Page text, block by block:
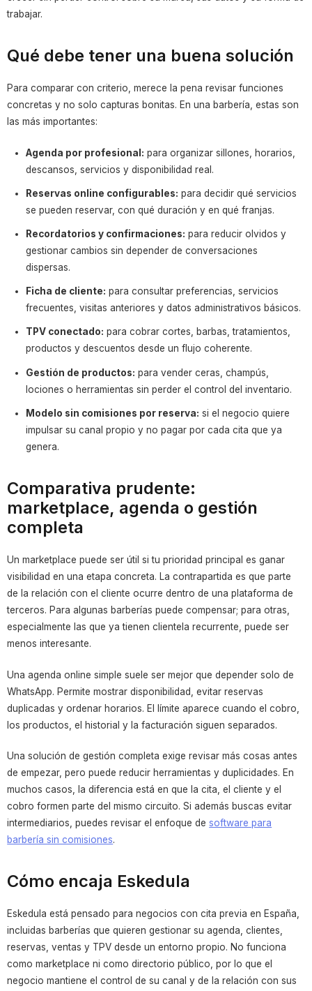
trabajar.
Qué debe tener una buena solución
Para comparar con criterio, merece la pena revisar funciones
concretas y no solo capturas bonitas. En una barbería, estas son
las más importantes:
Agenda por profesional: para organizar sillones, horarios,
descansos, servicios y disponibilidad real.
Reservas online configurables: para decidir qué servicios
se pueden reservar, con qué duración y en qué franjas.
Recordatorios y confirmaciones: para reducir olvidos y
gestionar cambios sin depender de conversaciones
dispersas.
Ficha de cliente: para consultar preferencias, servicios
frecuentes, visitas anteriores y datos administrativos básicos.
TPV conectado: para cobrar cortes, barbas, tratamientos,
productos y descuentos desde un flujo coherente.
Gestión de productos: para vender ceras, champús,
lociones o herramientas sin perder el control del inventario.
Modelo sin comisiones por reserva: si el negocio quiere
impulsar su canal propio y no pagar por cada cita que ya
genera.
Comparativa prudente:
marketplace, agenda o gestión
completa
Un marketplace puede ser útil si tu prioridad principal es ganar
visibilidad en una etapa concreta. La contrapartida es que parte
de la relación con el cliente ocurre dentro de una plataforma de
terceros. Para algunas barberías puede compensar; para otras,
especialmente las que ya tienen clientela recurrente, puede ser
menos interesante.
Una agenda online simple suele ser mejor que depender solo de
WhatsApp. Permite mostrar disponibilidad, evitar reservas
duplicadas y ordenar horarios. El límite aparece cuando el cobro,
los productos, el historial y la facturación siguen separados.
Una solución de gestión completa exige revisar más cosas antes
de empezar, pero puede reducir herramientas y duplicidades. En
muchos casos, la diferencia está en que la cita, el cliente y el
cobro formen parte del mismo circuito. Si además buscas evitar
intermediarios, puedes revisar el enfoque desoftware para
barbería sin comisiones.
Cómo encaja Eskedula
Eskedula está pensado para negocios con cita previa en España,
incluidas barberías que quieren gestionar su agenda, clientes,
reservas, ventas y TPV desde un entorno propio. No funciona
como marketplace ni como directorio público, por lo que el
negocio mantiene el control de su canal y de la relación con sus